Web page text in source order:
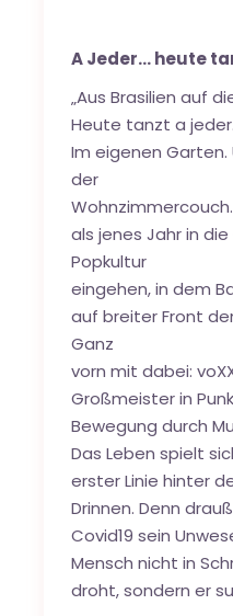
A Jeder… heute
„Aus Brasilien auf
Heute tanzt a
Im eigenen Garten.
der
als jenes Jahr in
Popkultur
eingehen, in dem
auf breiter Front
Ganz
vorn mit dabei:
Großmeister in
Bewegung durch
Das Leben spielt
erster Linie hinter
Drinnen. Denn
Covid19 sein
Mensch nicht in
droht, sondern er